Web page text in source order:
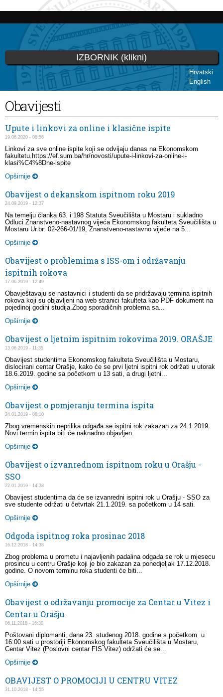
Skip to
content
Hrvatski
English
IZBORNIK (klikni)
You are here
Obavijesti
Upute i linkovi za online i klasične ispite
19.06.2020 - 08:56
Linkovi za sve online ispite koji se odvijaju danas na Ekonomskom
fakultetu.https://ef.sum.ba/hr/novosti/upute-i-linkovi-za-online-i-
klasi%C4%8Dne-ispite
Opširnije
Obavijest o dekanskom ispitnom roku 2019
24.09.2019 - 12:37
Na temelju članka 63. i 198 Statuta Sveučilišta u Mostaru i sukladno
Odluci Znanstveno-nastavnog vijeća Ekonomskog fakulteta Sveučilišta u
Mostaru Ur.br: 02-266-01/19, Znanstveno-nastavno vijeće na 5...
Opširnije
Obavijest o problemima s ISS-om i održavanju
ispitnih rokova
17.06.2019 - 12:49
Obavještavaju se nastavnici i studenti da se pridržavaju termina ispitnih
rokova koji su objavljeni na web stranici fakulteta kao PDF dokument na
pojedinoj godini studija.Zbog sporadičnih problema sa...
Opširnije
Obavijest o ljetnim ispitnim rokovima 2019. ORAŠJE
13.06.2019 - 11:35
Obavijest studentima Ekonomskog fakulteta Sveučilišta u Mostaru,
dislocirani centar Orašje, kako će se prvi ljetni ispitni rok održati u utorak
18.6.2019. godine sa početkom u 13 sati, a drugi ljetni...
Opširnije
Obavijest o pomjeranju termina ispita
24.01.2019 - 08:10
Zbog vremenskih neprilika odgađa se ispitni rok zakazan za 24.1.2019.
Novi termin ispita biti će naknadno objavljen.
Opširnije
Obavijest o izvanrednom ispitnom roku u Orašju -
SSO
22.01.2019 - 14:38
Obavijest studentima da će se izvanredni ispitni rok u Orašju - SSO za
sve studente održati u četvrtak 21.1.2019. sa početkom u 14 sati.
Opširnije
Odgoda ispitnog roka prosinac 2018
16.12.2018 - 14:38
Zbog problema u prometu i najavljenih padalina odgađa se rok u mjesecu
prosincu u centru Orašje koji je bio zakazan za ponedjeljak 17.12.2018.
godine. O novom terminu roka studenti će biti...
Opširnije
Obavijest o održavanju promocije za Centar u Vitez i
Centar u Orašju
06.11.2018 - 16:30
Poštovani diplomanti, dana 23. studenog 2018. godine s početkom u
16:00 sati u prostoriji Ekonomskog fakulteta Sveučilišta u Mostaru,
Centar Vitez (Poslovni centar FIS Vitez) održati će se...
Opširnije
OBAVIJEST O PROMOCIJI U CENTRU VITEZ
31.10.2018 - 14:55